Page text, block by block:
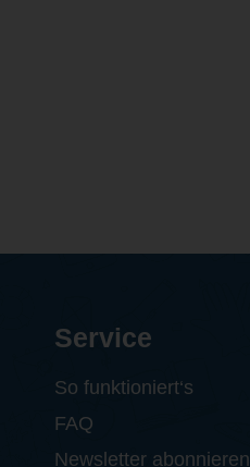
Service
So funktioniert‘s
FAQ
Newsletter abonnieren